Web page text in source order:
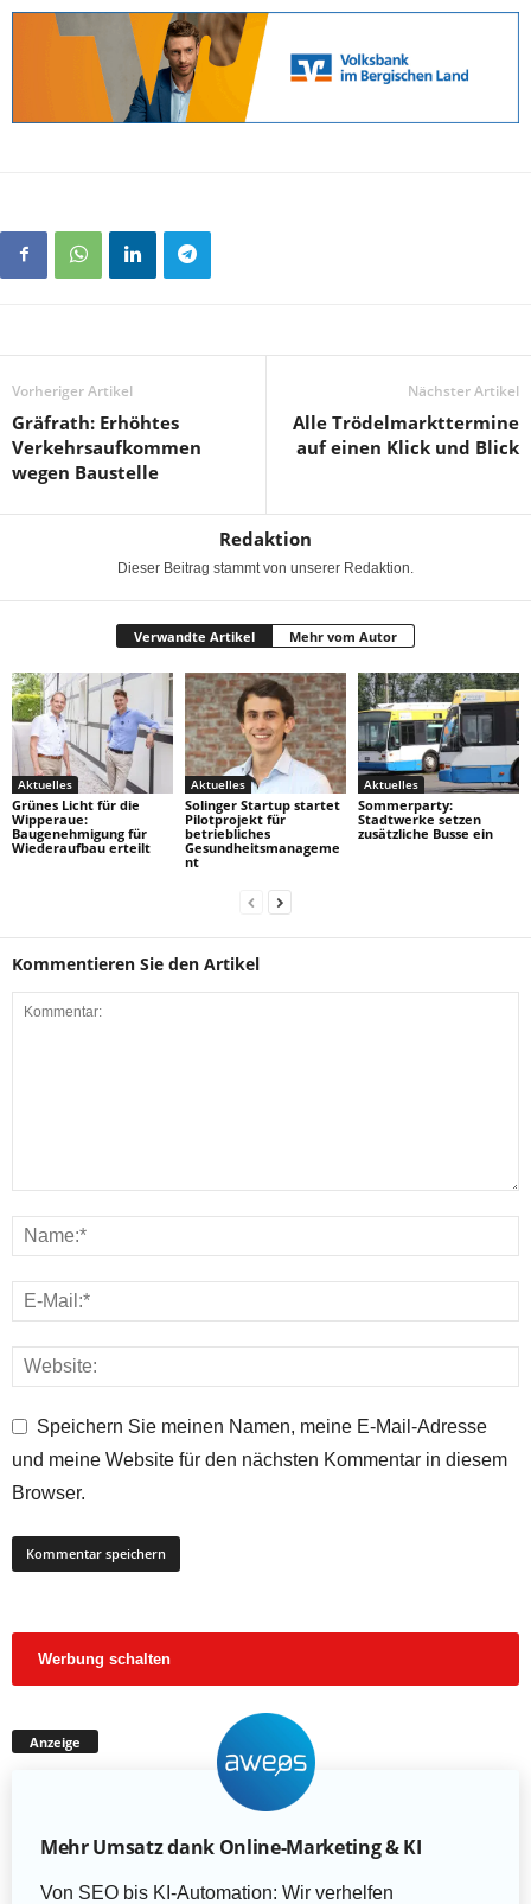
Vorheriger Artikel
Gräfrath: Erhöhtes
Verkehrsaufkommen
wegen Baustelle
Nächster Artikel
Alle Trödelmarkttermine
auf einen Klick und Blick
Redaktion
Dieser Beitrag stammt von unserer Redaktion.
Verwandte Artikel Mehr vom Autor
Aktuelles
Grünes Licht für die
Wipperaue:
Baugenehmigung für
Wiederaufbau erteilt
Aktuelles
Solinger Startup startet
Pilotprojekt für
betriebliches
Gesundheitsmanageme
nt
Aktuelles
Sommerparty:
Stadtwerke setzen
zusätzliche Busse ein
Kommentieren Sie den Artikel
Speichern Sie meinen Namen, meine E-Mail-Adresse
und meine Website für den nächsten Kommentar in diesem
Browser.
Werbung schalten
Anzeige
Mehr Umsatz dank Online-Marketing & KI
Von SEO bis KI-Automation: Wir verhelfen